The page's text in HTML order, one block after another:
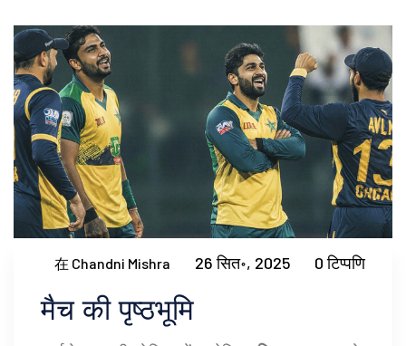
在 Chandni Mishra 26 सित॰, 2025 0 टिप्पणि
मैच की पृष्ठभूमि